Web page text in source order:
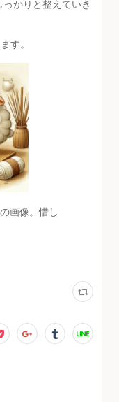
かりと整えていき
す。
画像。惜し